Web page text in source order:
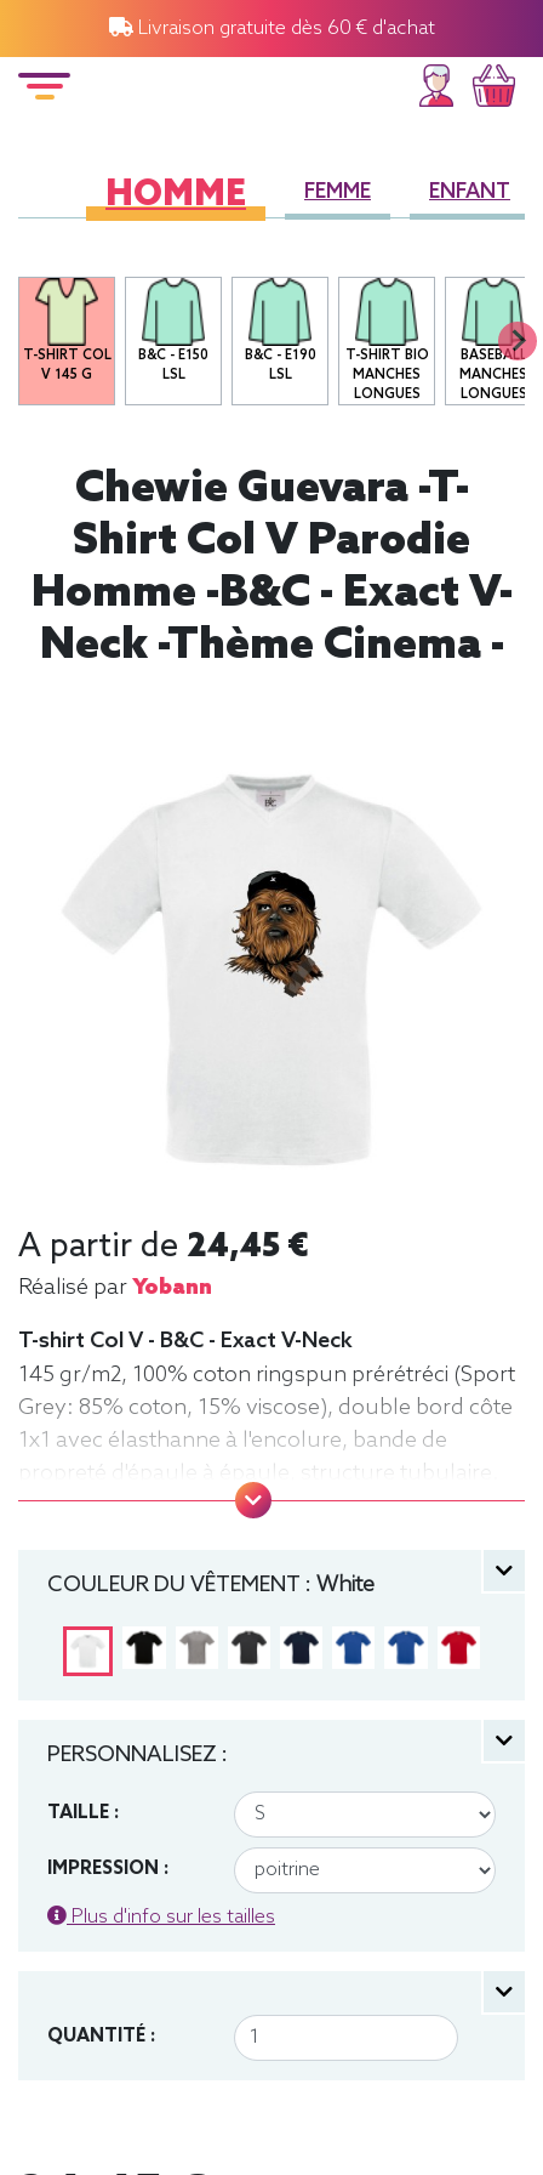
Livraison gratuite dès 60 € d'achat
HOMME FEMME ENFANT
T-SHIRT COL
V 145 G
B&C - E150
LSL
B&C - E190
LSL
T-SHIRT BIO
MANCHES
LONGUES
BASEBALL
MANCHES
LONGUES
Chewie Guevara -T-
Shirt Col V Parodie
Homme -B&C - Exact V-
Neck -thème Cinema -
A partir de 24,45 €
Réalisé parYobann
T-shirt Col V - B&C - Exact V-Neck
145 gr/m2, 100% coton ringspun prérétréci (Sport
Grey: 85% coton, 15% viscose), double bord côte
1x1 avec élasthanne à l'encolure, bande de
propreté d'épaule à épaule, structure tubulaire.
B&C, Col V, Homme, Léger, manche courte, Tee-
COULEUR DU VÊTEMENT : White
PERSONNALISEZ :
TAILLE :
IMPRESSION :
Plus d'info sur les tailles
QUANTITÉ :